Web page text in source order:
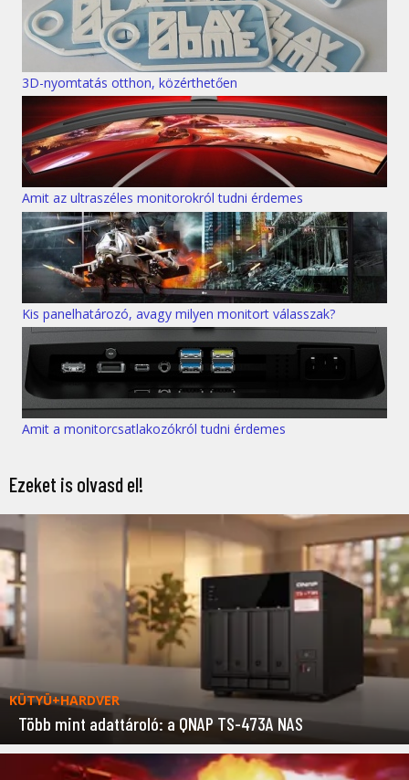
3D-nyomtatás otthon, közérthetően
Amit az ultraszéles monitorokról tudni érdemes
Kis panelhatározó, avagy milyen monitort válasszak?
Amit a monitorcsatlakozókról tudni érdemes
Ezeket is olvasd el!
KÜTYÜ+HARDVER
Több mint adattároló: a QNAP TS-473A NAS